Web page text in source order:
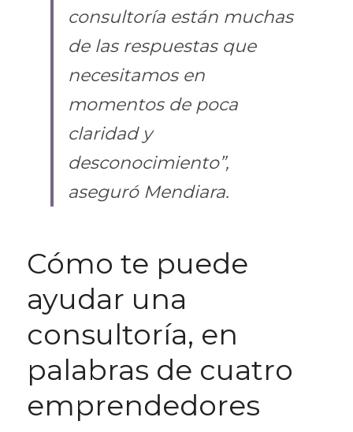
consultoría están muchas
de las respuestas que
necesitamos en
momentos de poca
claridad y
desconocimiento”,
aseguró Mendiara.
Cómo te puede
ayudar una
consultoría, en
palabras de cuatro
emprendedores